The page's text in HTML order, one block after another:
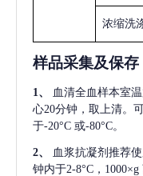
浓缩洗
样品采集及保存
1、 血清全血样本室
心20分钟，取上清。
于-20°C 或-80°C。
2、 血浆抗凝剂推荐使
钟内于2-8°C，